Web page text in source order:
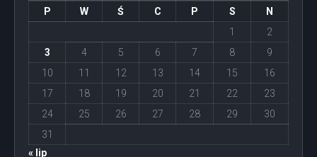
P
W Ś C P S
N
1
2
3
4 5 6 7 8
9
10
11 12 13 14 15
16
17
18 19 20 21 22
23
24
25 26 27 28 29
30
31
« lip